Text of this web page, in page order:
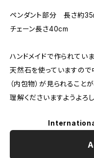
ペンダント部分 長さ約
チェーン長さ40cm
ハンドメイドで作られてい
天然石を使っていますので
（内包物）が見られること
理解くださいますようよろ